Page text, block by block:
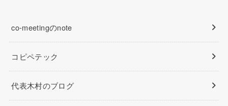
co-meetingのnote
コピペテック
代表木村のブログ